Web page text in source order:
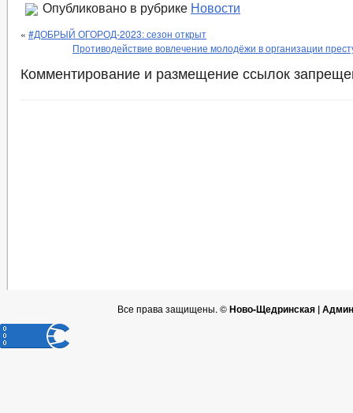
Опубликовано в рубрике Новости
« #ДОБРЫЙ ОГОРОД-2023: сезон открыт
Противодействие вовлечение молодёжи в организации
Комментирование и размещение ссылок
Все права защищены. ©Ново-Щедринская |